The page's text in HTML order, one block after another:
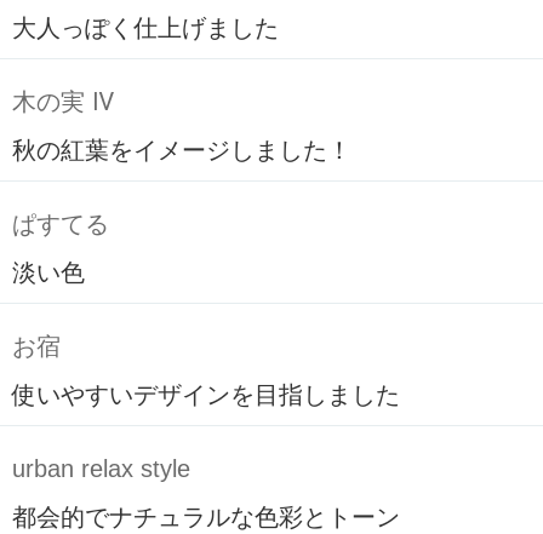
大人っぽく仕上げました
木の実 Ⅳ
秋の紅葉をイメージしました！
ぱすてる
淡い色
お宿
使いやすいデザインを目指しました
urban relax style
都会的でナチュラルな色彩とトーン